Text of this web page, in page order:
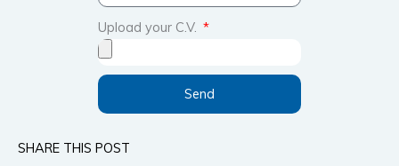
Upload your C.V.
Send
SHARE THIS POST